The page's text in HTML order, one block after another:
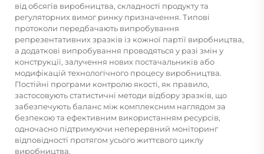
від обсягів виробництва, складності продукту та
регуляторних вимог ринку призначення. Типові
протоколи передбачають випробування
репрезентативних зразків із кожної партії виробництва,
а додаткові випробування проводяться у разі змін у
конструкції, залучення нових постачальників або
модифікацій технологічного процесу виробництва.
Постійні програми контролю якості, як правило,
застосовують статистичні методи відбору зразків, що
забезпечують баланс між комплексним наглядом за
безпекою та ефективним використанням ресурсів,
одночасно підтримуючи неперервний моніторинг
відповідності протягом усього життєвого циклу
виробництва.